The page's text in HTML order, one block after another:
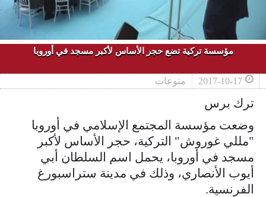
مؤسسة تركية تضع حجر الأساس لأكبر مسجد في أوروبا
2017-10-17 منوعات
ترك برس
وضعت مؤسسة المجتمع الإسلامي في أوروبا
"مللي غوروش" التركية، حجر الأساس لأكبر
مسجد في أوروبا، يحمل اسم السلطان أبي
أيوب الأنصاري، وذلك في مدينة ستراسبورغ
الفرنسية.